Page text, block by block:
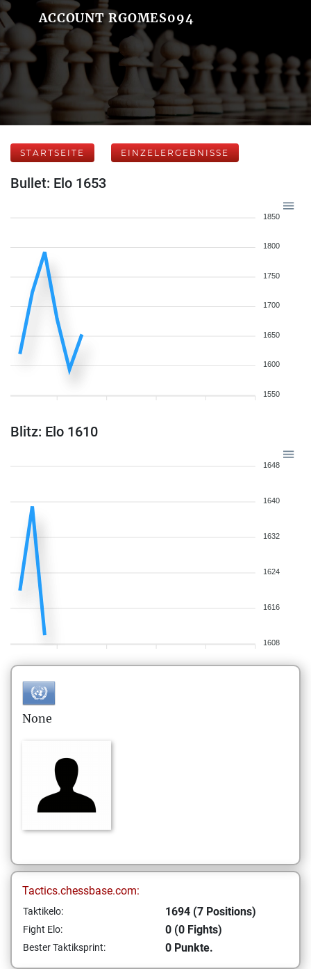
ACCOUNT RGOMES094
STARTSEITE EINZELERGEBNISSE
Bullet: Elo 1653
1850
1800
1750
1700
1650
1600
1550
Blitz: Elo 1610
1648
1640
1632
1624
1616
1608
None
Tactics.chessbase.com:
Taktikelo: 1694 (7 Positions)
Fight Elo: 0 (0 Fights)
Bester Taktiksprint: 0 Punkte.